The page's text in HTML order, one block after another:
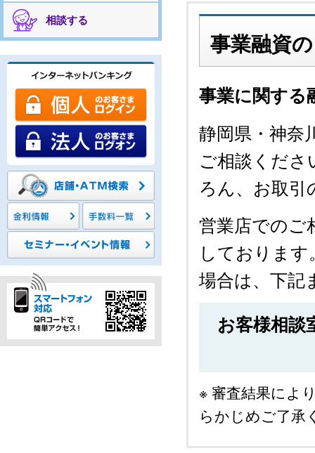
事業融資
事業に関する
静岡県・神奈
ご相談くだ
ろん、お取
営業店でのご
しておりま
場合は、下記
お客様相談
※ 審査結果によ
らかじめご了承
相談する